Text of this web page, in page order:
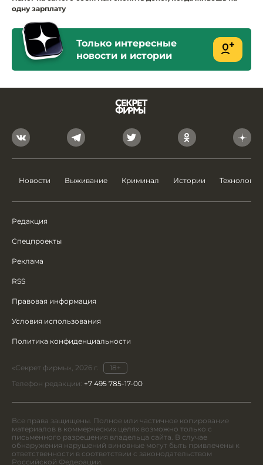
одну зарплату
Только интересные
новости и истории
Новости Выживание Криминал Истории Технологии
Редакция
Спецпроекты
Реклама
RSS
Правовая информация
Условия использования
Политика конфиденциальности
«Секрет фирмы», 2026 г.
18+
Телефон редакции: +7 495 785-17-00
Все права защищены. Полное или частичное копирование
материалов в коммерческих целях возможно только с
письменного разрешения владельца сайта. В случае
обнаружения нарушений виновные могут быть привлечены к
ответственности в соответствии с законодательством
Российской Федерации.